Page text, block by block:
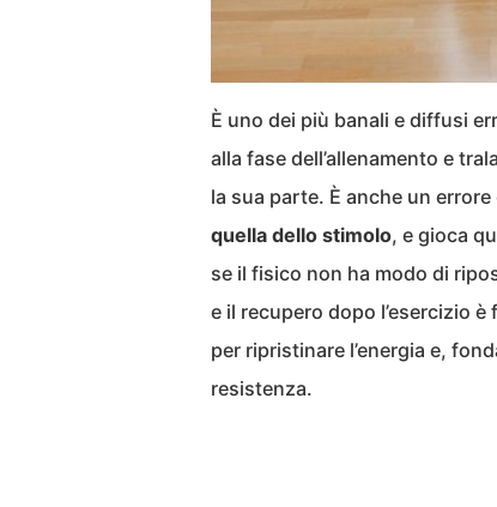
È uno dei più banali e diffusi
alla fase dell’allenamento e
la sua parte. È anche un
quella dello stimolo, e gioca
se il fisico non ha modo di
e il recupero dopo l’esercizio
per ripristinare l’energia e,
resistenza.